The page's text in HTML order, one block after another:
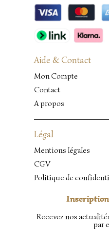
Aide & Contact
Mon Compte
Contact
A propos
Légal
Mentions légales
CGV
Politique de
Recevez nos
par